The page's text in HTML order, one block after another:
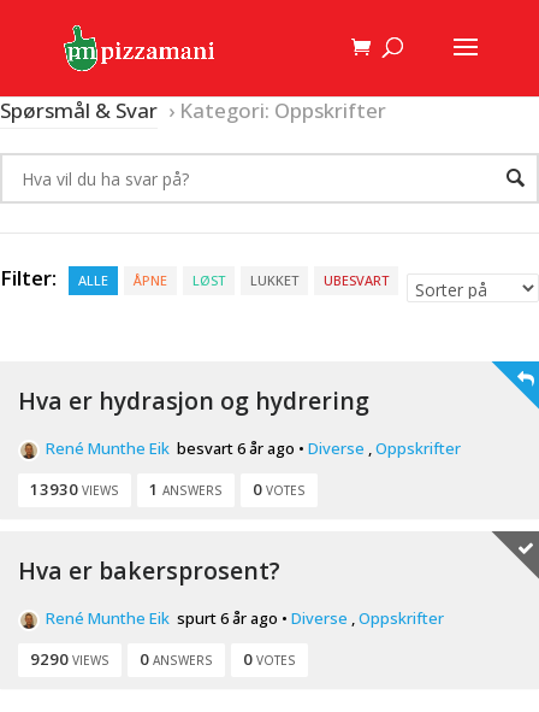
Spørsmål & Svar › Kategori: Oppskrifter
Filter: ALLE ÅPNE LØST LUKKET UBESVART
Hva er hydrasjon og hydrering
René Munthe Eik besvart 6 år ago • Diverse ,Oppskrifter
13930 VIEWS 1 ANSWERS 0 VOTES
Hva er bakersprosent?
René Munthe Eik spurt 6 år ago • Diverse ,Oppskrifter
9290 VIEWS 0 ANSWERS 0 VOTES